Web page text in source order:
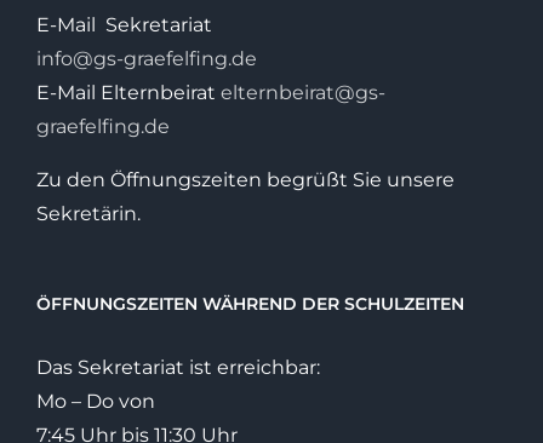
E-Mail Sekretariat
info@gs-graefelfing.de
E-Mail Elternbeirat elternbeirat@gs-
graefelfing.de
Zu den Öffnungszeiten begrüßt Sie unsere
Sekretärin.
ÖFFNUNGSZEITEN WÄHREND DER SCHULZEITEN
Das Sekretariat ist erreichbar:
Mo – Do von
7:45 Uhr bis 11:30 Uhr